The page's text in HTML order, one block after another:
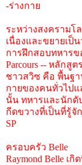
-ร่างกาย
ระหว่างสงครามโ
เนื่องและขยายเป็
การฝึกสอบทหารข
Parcours -- หลัก
ชาวสวิซ คือ พื้นฐ
กายของคนทั่วไป
นั้น ทหารและนักดั
กีดขวางที่เป็นที่รู้จัก
SP
ครอบครัว Belle
Raymond Belle เ